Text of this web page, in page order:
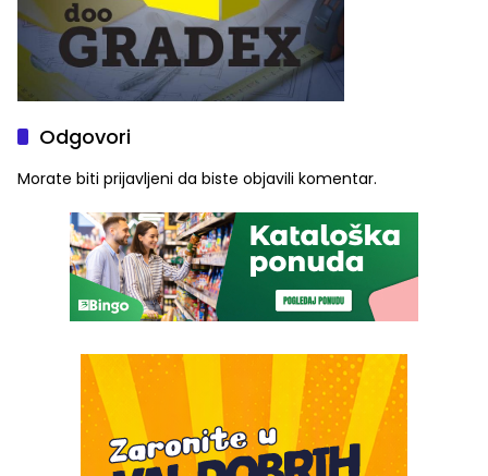
Odgovori
Morate biti prijavljeni da biste objavili komentar.